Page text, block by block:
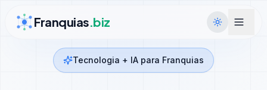
Franquias.biz
Tecnologia + IA para Franquias